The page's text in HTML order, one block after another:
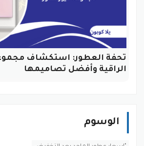
تحفة العطور: استكشاف
الراقية وأفضل تصاميمها
الوسوم